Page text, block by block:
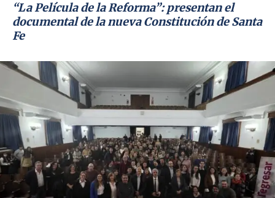
“La Película de la Reforma”: presentan el
documental de la nueva Constitución de Santa
Fe